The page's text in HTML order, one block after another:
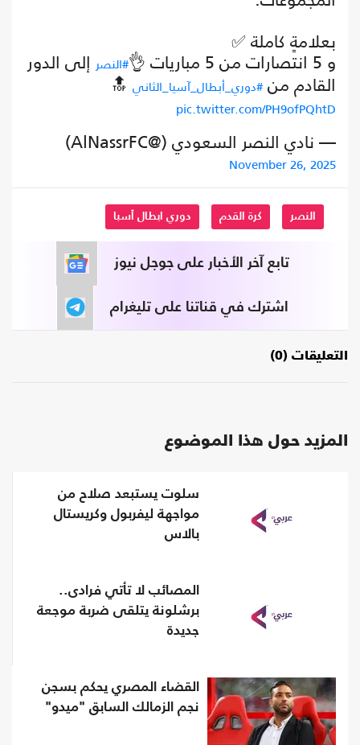
بعلامةٍ كاملة ✅
و 5 انتصارات من 5 مباريات 👌 #النصر إلى الدور
القادم من #دوري_أبطال_آسيا_الثاني 🔝
pic.twitter.com/PH9ofPQhtD
— نادي النصر السعودي (@AlNassrFC)
November 26, 2025
النصر كرة القدم دوري ابطال ٱسبا
تابع آخر الأخبار على جوجل نيوز
اشترك في قناتنا على تليغرام
التعليقات (0)
المزيد حول هذا الموضوع
سلوت يستبعد صلاح من
مواجهة ليفربول وكريستال
بالاس
المصائب لا تأتي فرادى..
برشلونة يتلقى ضربة موجعة
جديدة
القضاء المصري يحكم بسجن
نجم الزمالك السابق "ميدو"